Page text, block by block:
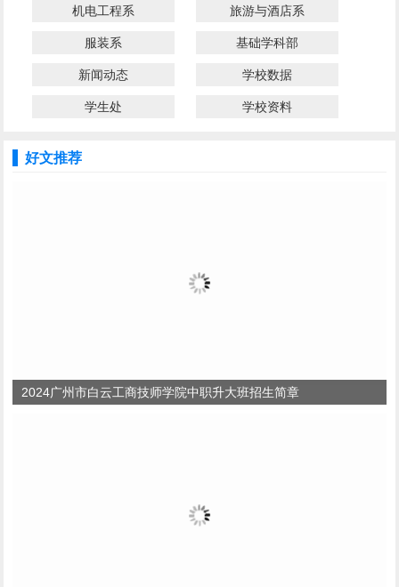
机电工程系 旅游与酒店系
服装系 基础学科部
新闻动态 学校数据
学生处 学校资料
好文推荐
2024广州市白云工商技师学院中职升大班招生简章